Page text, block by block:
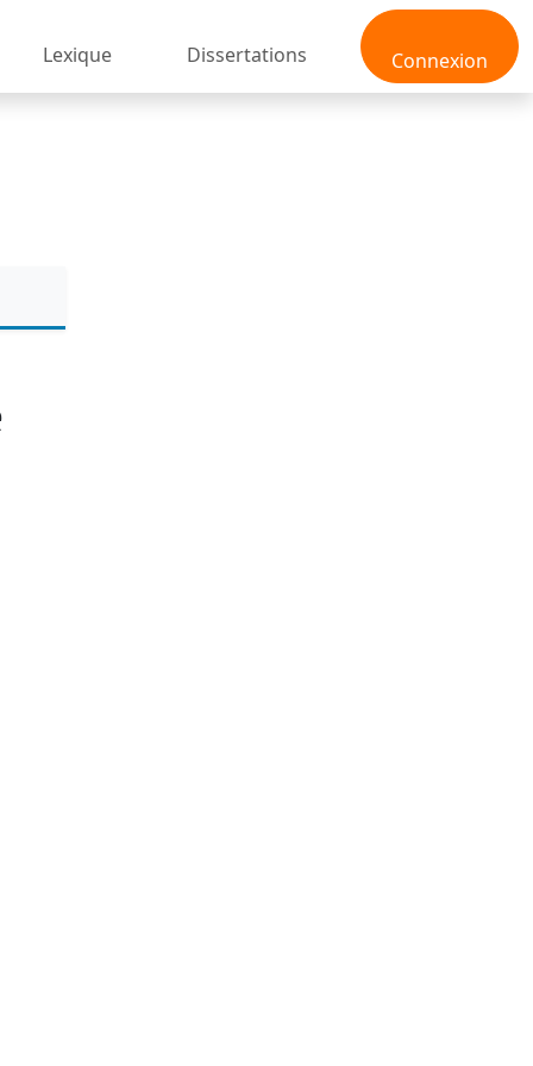
Connexion
Lexique Dissertations